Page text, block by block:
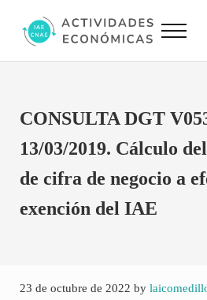
Actividades Económicas
Menu
CONSULTA DGT
13/03/2019. Cálculo
de cifra de negocio a
exención del IAE
23 de octubre de 2022 by